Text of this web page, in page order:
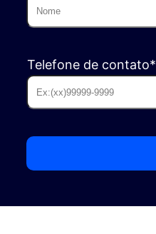
Telefone de contato*